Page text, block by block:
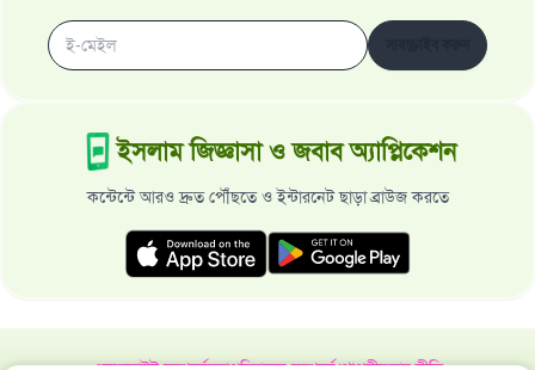
ইসলাম জিজ্ঞাসা ও জবাব অ্যাপ্লিকেশন
কন্টেন্টে আরও দ্রুত পৌঁছতে ও ইন্টারনেট ছাড়া ব্রাউজ করতে